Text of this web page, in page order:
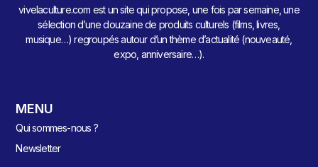
vivelaculture.com est un site qui propose, une fois par semaine, une
sélection d’une douzaine de produits culturels (films, livres,
musique…) regroupés autour d’un thème d’actualité (nouveauté,
expo, anniversaire…).
MENU
Qui sommes-nous ?
Newsletter